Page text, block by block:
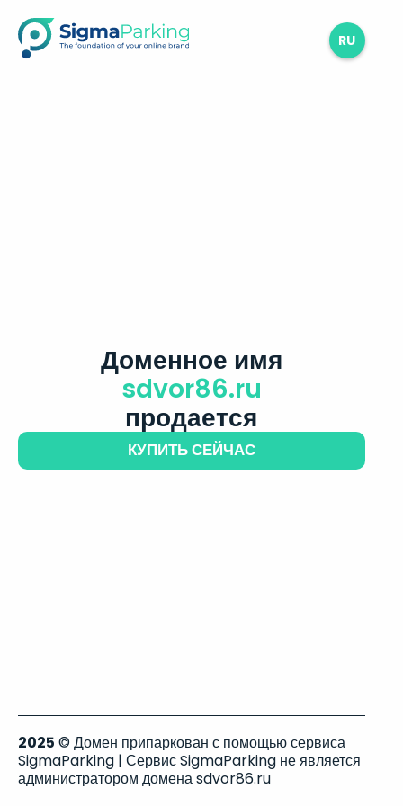
RU
Доменное имя
sdvor86.ru
продается
КУПИТЬ СЕЙЧАС
2025 © Домен припаркован с помощью сервиса
SigmaParking | Сервис SigmaParking не является
администратором домена sdvor86.ru